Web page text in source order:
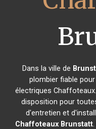
Dans la ville de
plombier fiable
électriques
disposition pour
d'entretien et
Chaffoteaux Brunstatt